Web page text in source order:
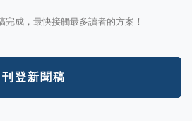
成，最快接觸最多讀者的方案！
刊登新聞稿